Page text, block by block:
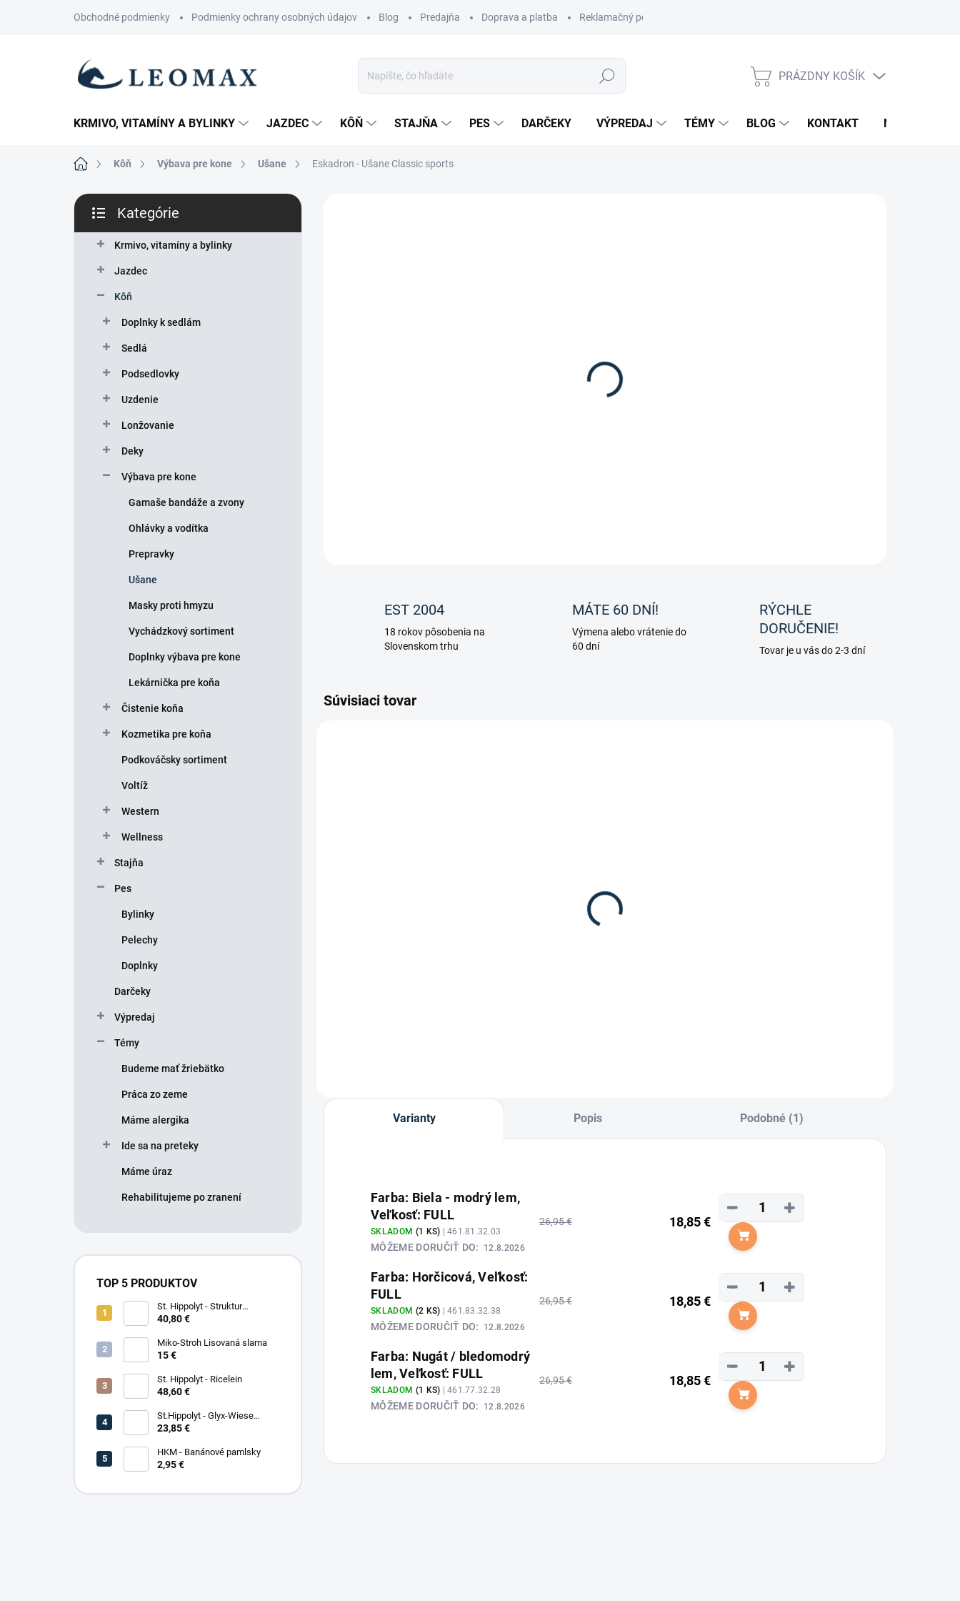
Obchodné podmienky Podmienky ochrany osobných údajov Blog Predajňa Doprava a platba Reklamačný poriadok
Hľadať
NÁKUPNÝ
PRÁZDNY KOŠÍK
KRMIVO, VITAMÍNY A BYLINKY JAZDEC KÔŇ STAJŇA PES DARČEKY VÝPREDAJ TÉMY BLOG KONTAKT NOVINKY
DomovKôň Výbava pre kone Ušane Eskadron - Ušane Classic sports
B
č
kategórie
Kategórie
Krmivo, vitamíny a bylinky
Jazdec
Kôň
Doplnky k sedlám
Sedlá
Podsedlovky
Uzdenie
Lonžovanie
Deky
Výbava pre kone
Gamaše bandáže a zvony
Ohlávky a vodítka
Prepravky
Ušane
Masky proti hmyzu
Vychádzkový sortiment
Doplnky výbava pre kone
Lekárnička pre koňa
Čistenie koňa
Kozmetika pre koňa
Podkováčsky sortiment
Voltíž
Western
Wellness
Stajňa
Pes
Bylinky
Pelechy
Doplnky
Darčeky
Výpredaj
Témy
Budeme mať žriebätko
Práca zo zeme
Máme alergika
Ide sa na preteky
Máme úraz
Rehabilitujeme po zranení
TOP 5 PRODUKTOV
St. Hippolyt - Struktur
Energetikum
40,80 €
Miko-Stroh Lisovaná slama
15 €
St. Hippolyt - Ricelein
48,60 €
St.Hippolyt - Glyx-Wiese
Seniorfaser
23,85 €
HKM - Banánové pamlsky
2,95 €
DETAILNÉ INFORMÁCIE
EST 2004
18 rokov pôsobenia na
Slovenskom trhu
MÁTE 60 DNÍ!
Výmena alebo vrátenie do
60 dní
RÝCHLE
DORUČENIE!
Tovar je u vás do 2-3 dní
Súvisiaci tovar
Varianty Popis Podobné (1)
Farba: Biela - modrý lem,
Veľkosť: FULL
SKLADOM (1 KS) | 461.81.32.03
MÔŽEME DORUČIŤ DO: 12.8.2026
26,95 € 18,85 €
+
−
Do košíka
Farba: Horčicová, Veľkosť:
FULL
SKLADOM (2 KS) | 461.83.32.38
MÔŽEME DORUČIŤ DO: 12.8.2026
26,95 € 18,85 €
+
−
Do košíka
Farba: Nugát / bledomodrý
lem, Veľkosť: FULL
SKLADOM (1 KS) | 461.77.32.28
MÔŽEME DORUČIŤ DO: 12.8.2026
26,95 € 18,85 €
+
−
Do košíka